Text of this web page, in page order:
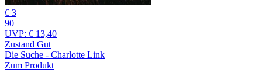
€ 3
90
UVP: € 13,40
Zustand Gut
Die Suche - Charlotte Link
Zum Produkt